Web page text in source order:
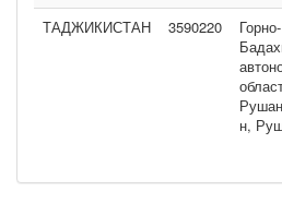
ТАДЖИКИСТАН 3590220
Горно-
н,